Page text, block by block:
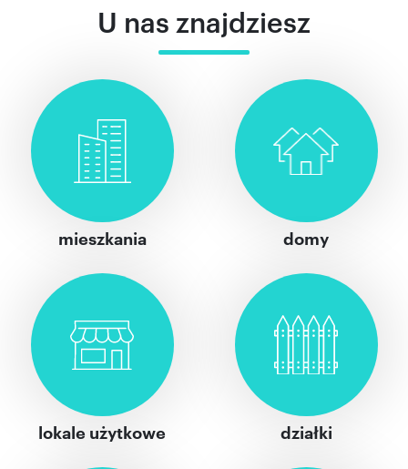
U nas znajdziesz
mieszkania domy
lokale użytkowe działki